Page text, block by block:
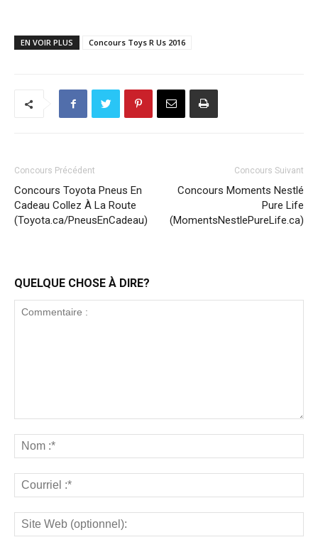
EN VOIR PLUS Concours Toys R Us 2016
Concours Précédent
Concours Toyota Pneus En
Cadeau Collez À La Route
(Toyota.ca/PneusEnCadeau)
Concours Suivant
Concours Moments Nestlé
Pure Life
(MomentsNestlePureLife.ca)
QUELQUE CHOSE À DIRE?